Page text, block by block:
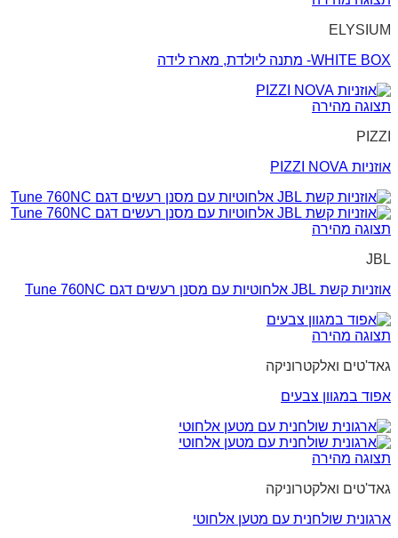
ELYSIUM
WHITE BOX- מתנה ליולדת, מארז לידה
תצוגה מהירה
PIZZI
אוזניות PIZZI NOVA
תצוגה מהירה
JBL
אוזניות קשת JBL אלחוטיות עם מסנן רעשים דגם Tune 760NC
תצוגה מהירה
גאד'טים ואלקטרוניקה
אפוד במגוון צבעים
תצוגה מהירה
גאד'טים ואלקטרוניקה
ארגונית שולחנית עם מטען אלחוטי